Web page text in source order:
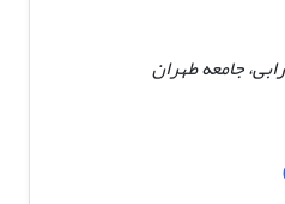
جامعه طهران